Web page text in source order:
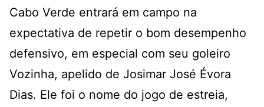
Cabo Verde entrará em campo na
expectativa de repetir o bom desempenho
defensivo, em especial com seu goleiro
Vozinha, apelido de Josimar José Évora
Dias. Ele foi o nome do jogo de estreia,